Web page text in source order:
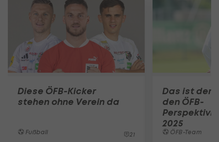
Diese ÖFB-Kicker
stehen ohne Verein da
Fußball 21
Das ist der
den ÖFB-
2025
ÖFB-Team